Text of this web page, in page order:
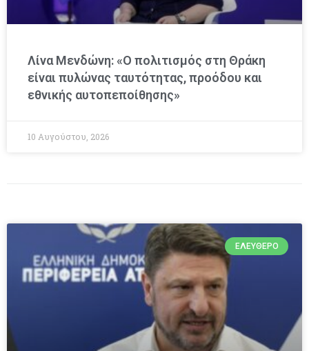
Λίνα Μενδώνη: «Ο πολιτισμός στη Θράκη
είναι πυλώνας ταυτότητας, προόδου και
εθνικής αυτοπεποίθησης»
10 Αυγούστου, 2026
ΕΛΕΎΘΕΡΟ